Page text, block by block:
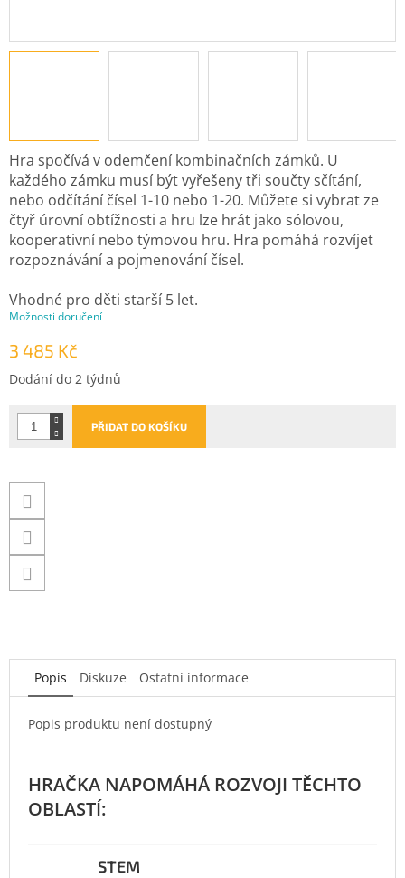
3 485 Kč
Měrná
Dodání do 2 týdnů
Možnosti doručení
PŘIDAT DO KOŠÍKU
Hra spočívá v odemčení kombinačních zámků. U
každého zámku musí být vyřešeny tři součty sčítání,
nebo odčítání čísel 1-10 nebo 1-20. Můžete si vybrat ze
čtyř úrovní obtížnosti a hru lze hrát jako sólovou,
kooperativní nebo týmovou hru. Hra pomáhá rozvíjet
rozpoznávání a pojmenování čísel.
Vhodné pro děti starší 5 let.
Popis Diskuze Ostatní informace
Popis produktu není dostupný
STEM